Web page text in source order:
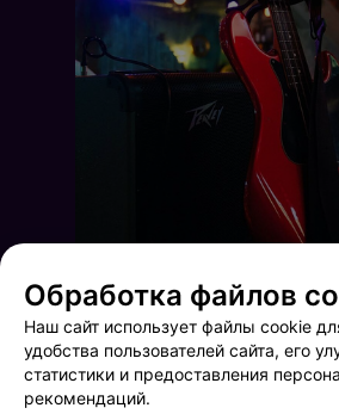
Обработка файлов
Наш сайт использует файлы cookie
удобства пользователей сайта, его
статистики и предоставления
рекомендаций.